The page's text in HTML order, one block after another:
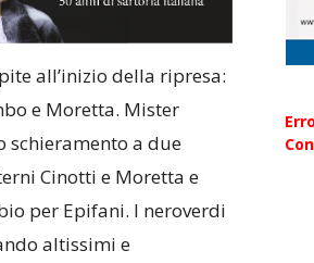
all’inizio della ripresa:
e Moretta. Mister
schieramento a due
Cinotti e Moretta e
per Epifani. I neroverdi
altissimi e